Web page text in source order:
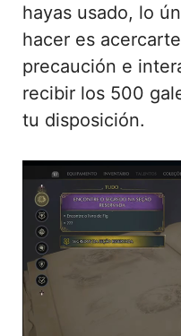
hayas usado, lo
hacer es
precaución e
recibir los 500
tu disposición.